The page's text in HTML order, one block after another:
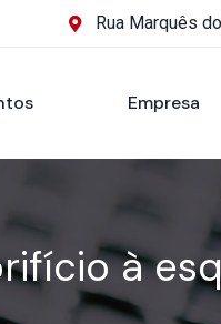
Rua Marquês
Empresa
à